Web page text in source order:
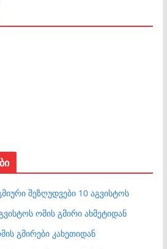
შეზღუდვები 10 აგვისტოს
ომის გმირი ახმეტიდან
გმირები კახეთიდან